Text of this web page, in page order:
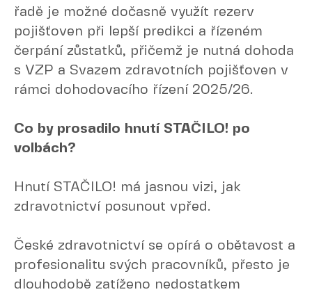
řadě je možné dočasně využít rezerv
pojišťoven při lepší predikci a řízeném
čerpání zůstatků, přičemž je nutná dohoda
s VZP a Svazem zdravotních pojišťoven v
rámci dohodovacího řízení 2025/26.
Co by prosadilo hnutí STAČILO! po
volbách?
Hnutí STAČILO! má jasnou vizi, jak
zdravotnictví posunout vpřed.
České zdravotnictví se opírá o obětavost a
profesionalitu svých pracovníků, přesto je
dlouhodobě zatíženo nedostatkem